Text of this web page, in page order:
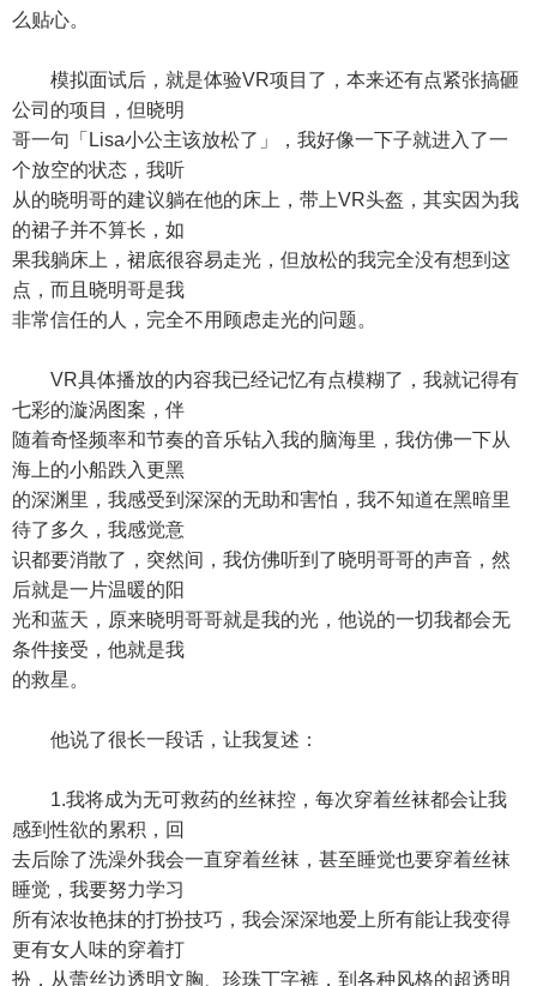
么贴心。
模拟面试后，就是体验VR项目了，本来还有点紧张搞砸
公司的项目，但晓明
哥一句「Lisa小公主该放松了」，我好像一下子就进入了一
个放空的状态，我听
从的晓明哥的建议躺在他的床上，带上VR头盔，其实因为我
的裙子并不算长，如
果我躺床上，裙底很容易走光，但放松的我完全没有想到这
点，而且晓明哥是我
非常信任的人，完全不用顾虑走光的问题。
VR具体播放的内容我已经记忆有点模糊了，我就记得有
七彩的漩涡图案，伴
随着奇怪频率和节奏的音乐钻入我的脑海里，我仿佛一下从
海上的小船跌入更黑
的深渊里，我感受到深深的无助和害怕，我不知道在黑暗里
待了多久，我感觉意
识都要消散了，突然间，我仿佛听到了晓明哥哥的声音，然
后就是一片温暖的阳
光和蓝天，原来晓明哥哥就是我的光，他说的一切我都会无
条件接受，他就是我
的救星。
他说了很长一段话，让我复述：
1.我将成为无可救药的丝袜控，每次穿着丝袜都会让我
感到性欲的累积，回
去后除了洗澡外我会一直穿着丝袜，甚至睡觉也要穿着丝袜
睡觉，我要努力学习
所有浓妆艳抹的打扮技巧，我会深深地爱上所有能让我变得
更有女人味的穿着打
扮，从蕾丝边透明文胸、珍珠丁字裤，到各种风格的超透明